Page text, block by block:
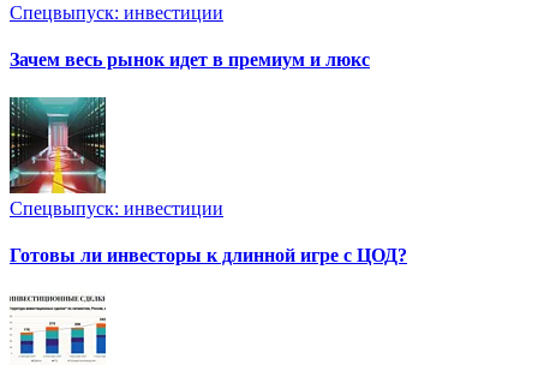
Спецвыпуск: инвестиции
Зачем весь рынок идет в премиум и люкс
Спецвыпуск: инвестиции
Готовы ли инвесторы к длинной игре с ЦОД?